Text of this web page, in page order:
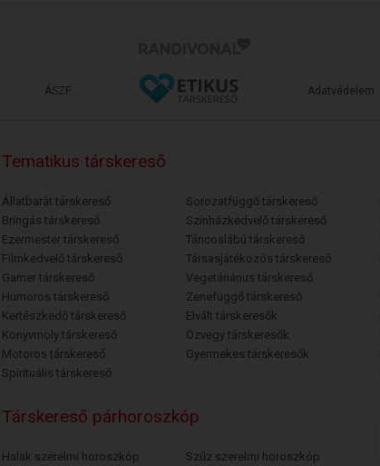
ÁSZF Adatvédelem
Tematikus társkereső
Állatbarát társkereső
Bringás társkereső
Ezermester társkereső
Filmkedvelő társkereső
Gamer társkereső
Humoros társkereső
Kertészkedő társkereső
Könyvmoly társkereső
Motoros társkereső
Spirituális társkereső
Sorozatfüggő társkereső
Színházkedvelő társkereső
Táncoslábú társkereső
Társasjátékozós társkereső
Vegetáriánus társkereső
Zenefüggő társkereső
Elvált társkeresők
Özvegy társkeresők
Gyermekes társkeresők
Társkereső párhoroszkóp
Halak szerelmi horoszkóp Szűz szerelmi horoszkóp